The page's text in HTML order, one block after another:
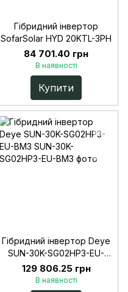
Гібридний інвертор
SofarSolar HYD 20KTL-3PH
84 701.40 грн
В наявності
Купити
Гібридний інвертор Deye
SUN-30K-SG02HP3-EU-
BM3
129 806.25 грн
В наявності